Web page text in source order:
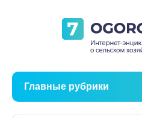
Главные рубрики